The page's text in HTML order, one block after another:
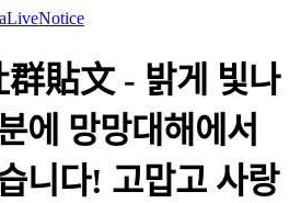
LiveNotice
貼文 - 밝게 빛나
에 망망대해에서
니다! 고맙고 사랑